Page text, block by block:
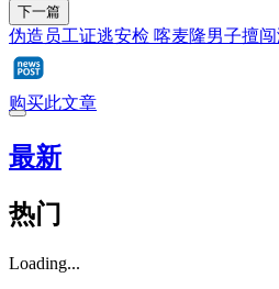
下一篇
伪造员工证逃安检 喀麦隆男子擅
购买此文章
最新
热门
Loading...